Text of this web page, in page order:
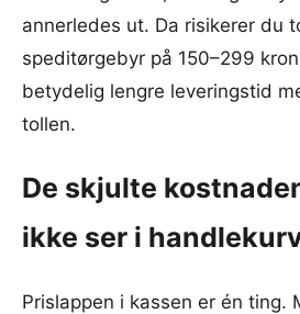
annerledes ut. Da risikerer du
speditørgebyr på 150–299
betydelig lengre leveringstid
tollen.
De skjulte
ikke ser i
Prislappen i kassen er én ting.